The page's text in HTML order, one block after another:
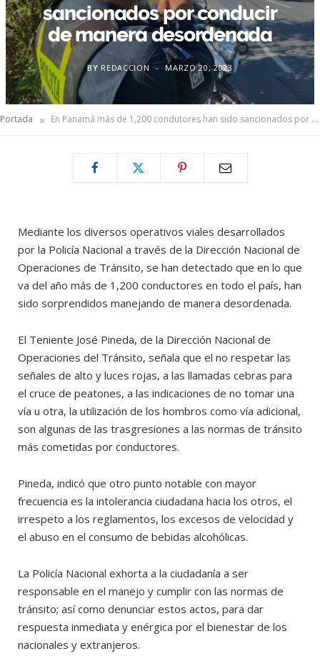
sancionados por conducir
de manera desordenada
BY REDACCION MARZO 20, 2023
Portada » En Panamá más de 1,200 condutores han sido sancionados por conducir de manera desordenada
Mediante los diversos operativos viales desarrollados
por la Policía Nacional a través de la Dirección Nacional de
Operaciones de Tránsito, se han detectado que en lo que
va del año más de 1,200 conductores en todo el país, han
sido sorprendidos manejando de manera desordenada.
El Teniente José Pineda, de la Dirección Nacional de
Operaciones del Tránsito, señala que el no respetar las
señales de alto y luces rojas, a las llamadas cebras para
el cruce de peatones, a las indicaciones de no tomar una
vía u otra, la utilización de los hombros como vía adicional,
son algunas de las trasgresiones a las normas de tránsito
más cometidas por conductores.
Pineda, indicó que otro punto notable con mayor
frecuencia es la intolerancia ciudadana hacia los otros, el
irrespeto a los reglamentos, los excesos de velocidad y
el abuso en el consumo de bebidas alcohólicas.
La Policía Nacional exhorta a la ciudadanía a ser
responsable en el manejo y cumplir con las normas de
tránsito; así como denunciar estos actos, para dar
respuesta inmediata y enérgica por el bienestar de los
nacionales y extranjeros.